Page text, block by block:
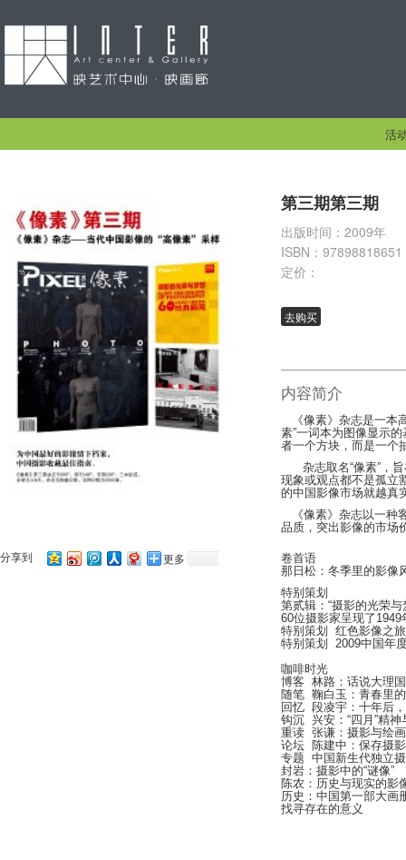
活
分享到 更多
第三期第三期
出版时间：2009年
ISBN：97898818651
定价：
去购买
内容简介
《像素》杂志是一
素”一词本为图像显示
者一个方块，而是一个
杂志取名“像素”，
现象或观点都不是孤立
的中国影像市场就越真
《像素》杂志以一
品质，突出影像的市场
卷首语
那日松：冬季里的影像
特别策划
第贰辑：“摄影的光荣
60位摄影家呈现了
特别策划 红色影像之旅
特别策划 2009中国年
咖啡时光
博客 林路：话说大理
随笔 鞠白玉：青春里
回忆 段凌宇：十年后
钩沉 兴安：“四月”精神
重读 张谦：摄影与绘画
论坛 陈建中：保存摄影
专题 中国新生代独立
封岩：摄影中的“谜像”
陈农：历史与现实的影
历史：中国第一部大画
找寻存在的意义